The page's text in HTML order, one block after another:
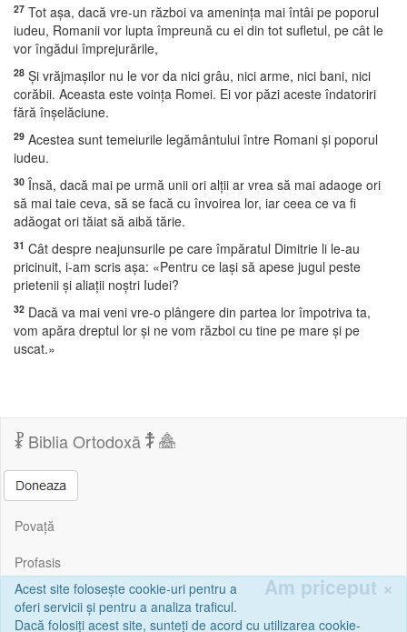
27 Tot aşa, dacă vre-un război va ameninţa mai întâi pe poporul
iudeu, Romanii vor lupta împreună cu ei din tot sufletul, pe cât le
vor îngădui împrejurările,
28 Şi vrăjmaşilor nu le vor da nici grâu, nici arme, nici bani, nici
corăbii. Aceasta este voinţa Romei. Ei vor păzi aceste îndatoriri
fără înşelăciune.
29 Acestea sunt temeiurile legământului între Romani şi poporul
iudeu.
30 Însă, dacă mai pe urmă unii ori alţii ar vrea să mai adaoge ori
să mai taie ceva, să se facă cu învoirea lor, iar ceea ce va fi
adăogat ori tăiat să aibă tărie.
31 Cât despre neajunsurile pe care împăratul Dimitrie li le-au
pricinuit, i-am scris aşa: «Pentru ce laşi să apese jugul peste
prietenii şi aliaţii noştri Iudei?
32 Dacă va mai veni vre-o plângere din partea lor împotriva ta,
vom apăra dreptul lor şi ne vom război cu tine pe mare şi pe
uscat.»
Biblia Ortodoxă
Povață
Profasis
Corespondență
Am priceput ×
Acest site folosește cookie-uri pentru a
oferi servicii și pentru a analiza traficul.
Dacă folosiți acest site, sunteți de acord cu utilizarea cookie-